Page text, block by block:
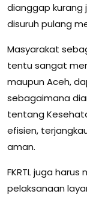
dianggap kurang
disuruh pulang
Masyarakat
tentu sangat
maupun Aceh,
sebagaimana
tentang
efisien,
aman.
FKRTL juga
pelaksanaan